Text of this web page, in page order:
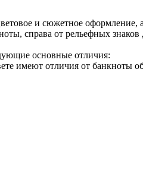
и сюжетное оформление,
справа от рельефных
основные отличия:
имеют отличия от банкноты